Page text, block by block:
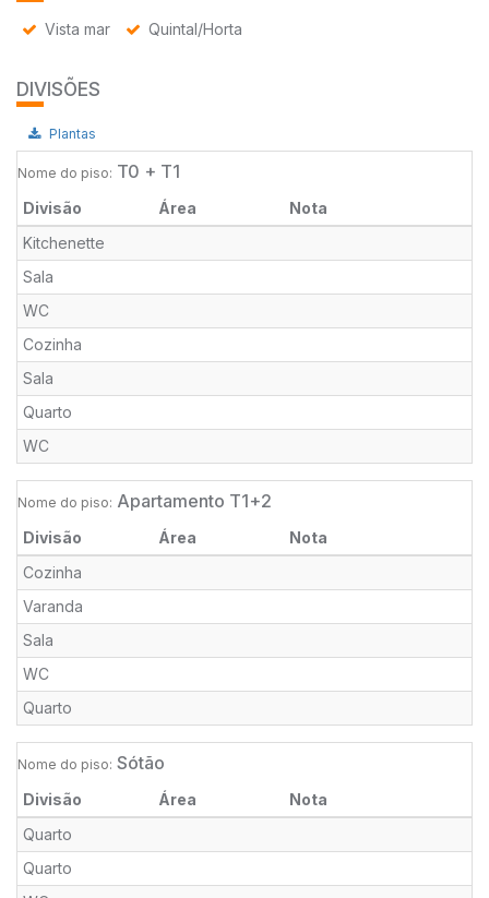
Vista mar Quintal/Horta
DIVISÕES
Plantas
Nome do piso: T0 + T1
Divisão Área
Nota
Kitchenette
Sala
WC
Cozinha
Sala
Quarto
WC
Nome do piso: Apartamento T1+2
Divisão Área
Nota
Cozinha
Varanda
Sala
WC
Quarto
Nome do piso: Sótão
Divisão Área
Nota
Quarto
Quarto